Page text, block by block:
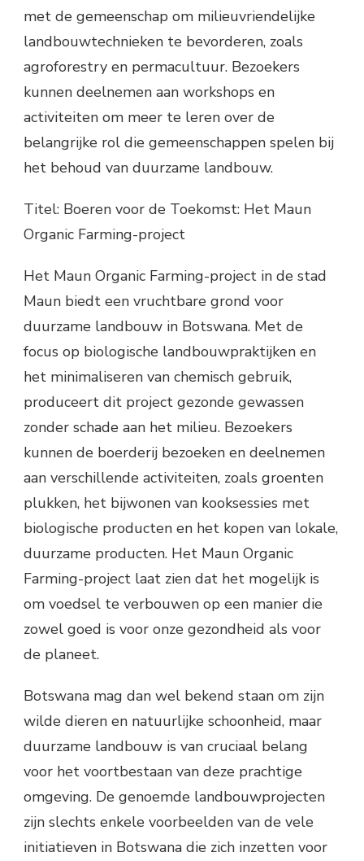
met de gemeenschap om milieuvriendelijke
landbouwtechnieken te bevorderen, zoals
agroforestry en permacultuur. Bezoekers
kunnen deelnemen aan workshops en
activiteiten om meer te leren over de
belangrijke rol die gemeenschappen spelen bij
het behoud van duurzame landbouw.
Titel: Boeren voor de Toekomst: Het Maun
Organic Farming-project
Het Maun Organic Farming-project in de stad
Maun biedt een vruchtbare grond voor
duurzame landbouw in Botswana. Met de
focus op biologische landbouwpraktijken en
het minimaliseren van chemisch gebruik,
produceert dit project gezonde gewassen
zonder schade aan het milieu. Bezoekers
kunnen de boerderij bezoeken en deelnemen
aan verschillende activiteiten, zoals groenten
plukken, het bijwonen van kooksessies met
biologische producten en het kopen van lokale,
duurzame producten. Het Maun Organic
Farming-project laat zien dat het mogelijk is
om voedsel te verbouwen op een manier die
zowel goed is voor onze gezondheid als voor
de planeet.
Botswana mag dan wel bekend staan om zijn
wilde dieren en natuurlijke schoonheid, maar
duurzame landbouw is van cruciaal belang
voor het voortbestaan van deze prachtige
omgeving. De genoemde landbouwprojecten
zijn slechts enkele voorbeelden van de vele
initiatieven in Botswana die zich inzetten voor